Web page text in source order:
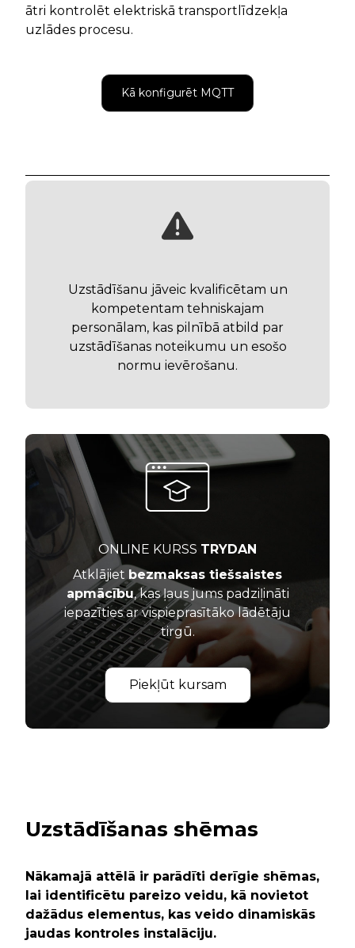
ātri kontrolēt elektriskā transportlīdzekļa
uzlādes procesu.
Kā konfigurēt MQTT
Uzstādīšanu jāveic kvalificētam un
kompetentam tehniskajam
personālam, kas pilnībā atbild par
uzstādīšanas noteikumu un esošo
normu ievērošanu.
ONLINE KURSS TRYDAN
Atklājiet bezmaksas tiešsaistes
apmācību, kas ļaus jums padziļināti
iepazīties ar vispieprasītāko lādētāju
tirgū.
Piekļūt kursam
Uzstādīšanas shēmas
Nākamajā attēlā ir parādīti derīgie shēmas,
lai identificētu pareizo veidu, kā novietot
dažādus elementus, kas veido dinamiskās
jaudas kontroles instalāciju.